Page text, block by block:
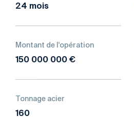
24 mois
Montant de l'opération
150 000 000 €
Tonnage acier
160